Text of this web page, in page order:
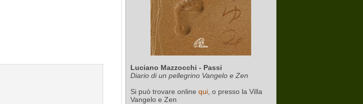
Luciano Mazzocchi - Passi
Diario di un pellegrino Vangelo e Zen
Si può trovare online qui , o presso la Villa
Vangelo e Zen